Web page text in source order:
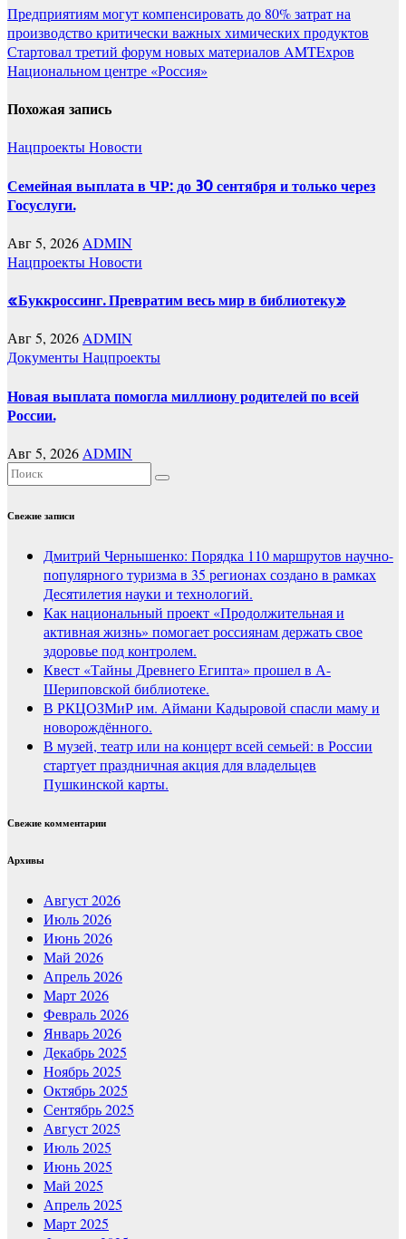
Навигация
по
записям
Предприятиям могут компенсировать до 80% затрат на
производство критически важных химических продуктов
Стартовал третий форум новых материалов AMTExpoв
Национальном центре «Россия»
Похожая запись
НацпроектыНовости
Семейная выплата в ЧР: до 30 сентября и только через
Госуслуги.
Авг 5, 2026 ADMIN
НацпроектыНовости
«Буккроссинг. Превратим весь мир в библиотеку»
Авг 5, 2026ADMIN
ДокументыНацпроекты
Новая выплата помогла миллиону родителей по всей
России.
Авг 5, 2026 ADMIN
Свежие записи
Дмитрий Чернышенко: Порядка 110 маршрутов научно-
популярного туризма в 35 регионах создано в рамках
Десятилетия науки и технологий.
Как национальный проект «Продолжительная и
активная жизнь» помогает россиянам держать свое
здоровье под контролем.
Квест «Тайны Древнего Египта» прошел в А-
Шериповской библиотеке.
В РКЦОЗМиР им. Аймани Кадыровой спасли маму и
новорождённого.
В музей, театр или на концерт всей семьей: в России
стартует праздничная акция для владельцев
Пушкинской карты.
Свежие комментарии
Архивы
Август 2026
Июль 2026
Июнь 2026
Май 2026
Апрель 2026
Март 2026
Февраль 2026
Январь 2026
Декабрь 2025
Ноябрь 2025
Октябрь 2025
Сентябрь 2025
Август 2025
Июль 2025
Июнь 2025
Май 2025
Апрель 2025
Март 2025